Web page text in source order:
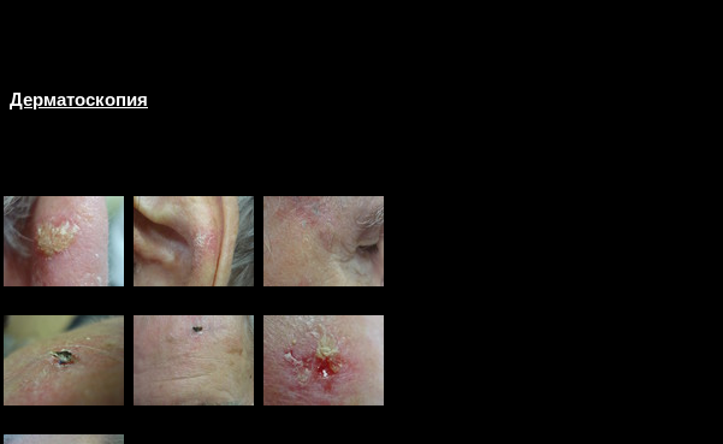
Дерматоскопия